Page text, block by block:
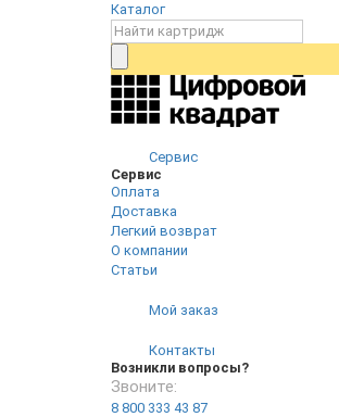
Каталог
Сервис
Сервис
Оплата
Доставка
Легкий возврат
О компании
Статьи
Мой заказ
Контакты
Возникли вопросы?
Звоните:
8 800 333 43 87